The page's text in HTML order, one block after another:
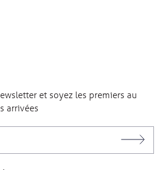
et soyez les premiers au
arrivées